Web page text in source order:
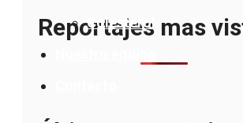
Colesterol
Reportajes mas